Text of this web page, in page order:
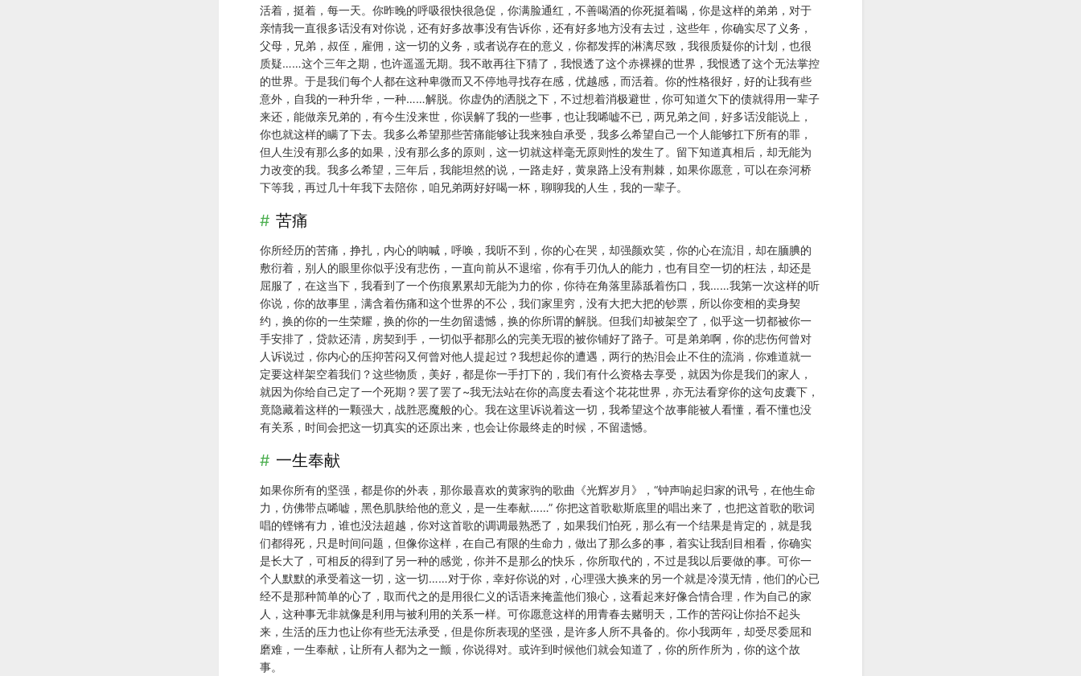
活着，挺着，每一天。你昨晚的呼吸很快很急促，你满脸通红，不善喝酒的你死挺着喝，你是这样的弟弟，对于
亲情我一直很多话没有对你说，还有好多故事没有告诉你，还有好多地方没有去过，这些年，你确实尽了义务，
父母，兄弟，叔侄，雇佣，这一切的义务，或者说存在的意义，你都发挥的淋漓尽致，我很质疑你的计划，也很
质疑……这个三年之期，也许遥遥无期。我不敢再往下猜了，我恨透了这个赤裸裸的世界，我恨透了这个无法掌控
的世界。于是我们每个人都在这种卑微而又不停地寻找存在感，优越感，而活着。你的性格很好，好的让我有些
意外，自我的一种升华，一种……解脱。你虚伪的洒脱之下，不过想着消极避世，你可知道欠下的债就得用一辈子
来还，能做亲兄弟的，有今生没来世，你误解了我的一些事，也让我唏嘘不已，两兄弟之间，好多话没能说上，
你也就这样的瞒了下去。我多么希望那些苦痛能够让我来独自承受，我多么希望自己一个人能够扛下所有的罪，
但人生没有那么多的如果，没有那么多的原则，这一切就这样毫无原则性的发生了。留下知道真相后，却无能为
力改变的我。我多么希望，三年后，我能坦然的说，一路走好，黄泉路上没有荆棘，如果你愿意，可以在奈河桥
下等我，再过几十年我下去陪你，咱兄弟两好好喝一杯，聊聊我的人生，我的一辈子。
苦痛
你所经历的苦痛，挣扎，内心的呐喊，呼唤，我听不到，你的心在哭，却强颜欢笑，你的心在流泪，却在腼腆的
敷衍着，别人的眼里你似乎没有悲伤，一直向前从不退缩，你有手刃仇人的能力，也有目空一切的枉法，却还是
屈服了，在这当下，我看到了一个伤痕累累却无能为力的你，你待在角落里舔舐着伤口，我……我第一次这样的听
你说，你的故事里，满含着伤痛和这个世界的不公，我们家里穷，没有大把大把的钞票，所以你变相的卖身契
约，换的你的一生荣耀，换的你的一生勿留遗憾，换的你所谓的解脱。但我们却被架空了，似乎这一切都被你一
手安排了，贷款还清，房契到手，一切似乎都那么的完美无瑕的被你铺好了路子。可是弟弟啊，你的悲伤何曾对
人诉说过，你内心的压抑苦闷又何曾对他人提起过？我想起你的遭遇，两行的热泪会止不住的流淌，你难道就一
定要这样架空着我们？这些物质，美好，都是你一手打下的，我们有什么资格去享受，就因为你是我们的家人，
就因为你给自己定了一个死期？罢了罢了~我无法站在你的高度去看这个花花世界，亦无法看穿你的这句皮囊下，
竟隐藏着这样的一颗强大，战胜恶魔般的心。我在这里诉说着这一切，我希望这个故事能被人看懂，看不懂也没
有关系，时间会把这一切真实的还原出来，也会让你最终走的时候，不留遗憾。
一生奉献
如果你所有的坚强，都是你的外表，那你最喜欢的黄家驹的歌曲《光辉岁月》，“钟声响起归家的讯号，在他生命
力，仿佛带点唏嘘，黑色肌肤给他的意义，是一生奉献……” 你把这首歌歇斯底里的唱出来了，也把这首歌的歌词
唱的铿锵有力，谁也没法超越，你对这首歌的调调最熟悉了，如果我们怕死，那么有一个结果是肯定的，就是我
们都得死，只是时间问题，但像你这样，在自己有限的生命力，做出了那么多的事，着实让我刮目相看，你确实
是长大了，可相反的得到了另一种的感觉，你并不是那么的快乐，你所取代的，不过是我以后要做的事。可你一
个人默默的承受着这一切，这一切……对于你，幸好你说的对，心理强大换来的另一个就是冷漠无情，他们的心已
经不是那种简单的心了，取而代之的是用很仁义的话语来掩盖他们狼心，这看起来好像合情合理，作为自己的家
人，这种事无非就像是利用与被利用的关系一样。可你愿意这样的用青春去赌明天，工作的苦闷让你抬不起头
来，生活的压力也让你有些无法承受，但是你所表现的坚强，是许多人所不具备的。你小我两年，却受尽委屈和
磨难，一生奉献，让所有人都为之一颤，你说得对。或许到时候他们就会知道了，你的所作所为，你的这个故
事。